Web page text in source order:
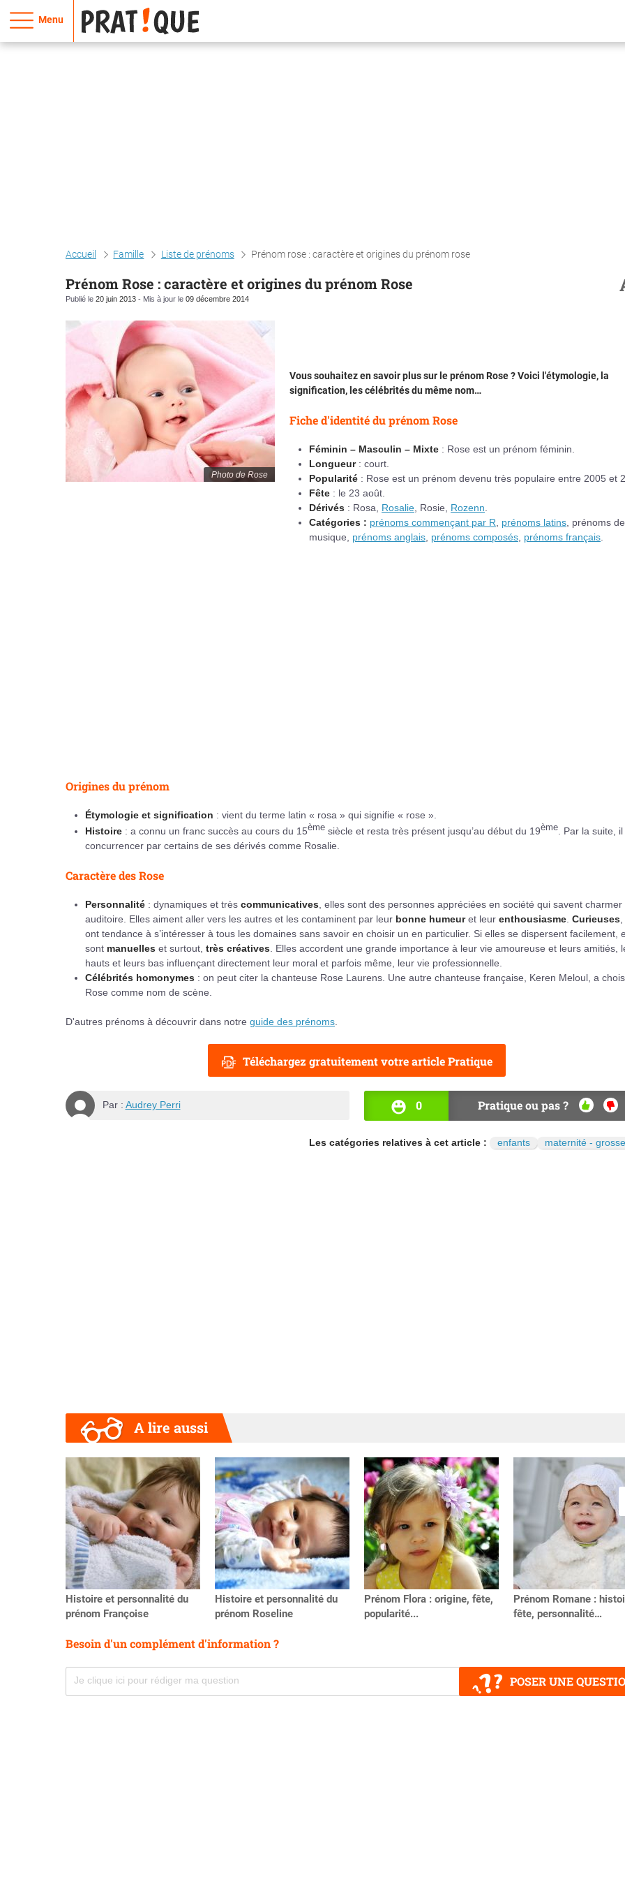
Menu
Accueil Famille Liste de prénoms Prénom rose : caractère et origines du prénom rose
Prénom Rose : caractère et origines du prénom Rose
Publié le 20 juin 2013 - Mis à jour le 09 décembre 2014
Photo de Rose
Vous souhaitez en savoir plus sur le prénom Rose ? Voici l'étymologie, la
signification, les célébrités du même nom…
Fiche d'identité du prénom Rose
Féminin – Masculin – Mixte : Rose est un prénom féminin.
Longueur: court.
Popularité : Rose est un prénom devenu très populaire entre 2005 et
Fête : le 23 août.
Dérivés : Rosa, Rosalie , Rosie, Rozenn
Catégories : prénoms commençant par R prénoms latins , prénoms
musique, prénoms anglais prénoms composés prénoms français
Origines du prénom
Étymologie et signification : vient du terme latin « rosa » qui signifie « rose ».
Histoire : a connu un franc succès au cours du 15ème siècle et resta très présent jusqu’au début du 19ème . Par la suite,
concurrencer par certains de ses dérivés comme Rosalie.
Caractère des Rose
Personnalité : dynamiques et très communicatives , elles sont des personnes appréciées en société qui savent charmer
auditoire. Elles aiment aller vers les autres et les contaminent par leur bonne humeuret leur enthousiasme Curieuses
ont tendance à s’intéresser à tous les domaines sans savoir en choisir un en particulier. Si elles se dispersent facilement,
sont manuelles et surtout, très créatives . Elles accordent une grande importance à leur vie amoureuse et leurs amitiés,
hauts et leurs bas influençant directement leur moral et parfois même, leur vie professionnelle.
Célébrités homonymes : on peut citer la chanteuse Rose Laurens. Une autre chanteuse française, Keren Meloul, a
Rose comme nom de scène.
D'autres prénoms à découvrir dans notre guide des prénoms
Téléchargez gratuitement votre article Pratique
Par : Audrey Perri 0 Pratique ou pas ?
OUI NON
Les catégories relatives à cet article : enfants maternité -
A lire aussi
Histoire et personnalité du
prénom Françoise
Histoire et personnalité du
prénom Roseline
Prénom Flora : origine, fête,
popularité...
Prénom Romane :
fête, personnalité…
Précédent
Besoin d'un complément d'information ?
POSER UNE